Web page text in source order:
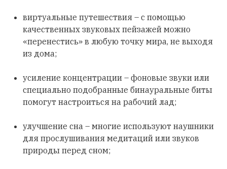
виртуальные путешествия – с помощью
качественных звуковых пейзажей можно
«перенестись» в любую точку мира, не выходя
из дома;
усиление концентрации – фоновые звуки или
специально подобранные бинауральные биты
помогут настроиться на рабочий лад;
улучшение сна – многие используют наушники
для прослушивания медитаций или звуков
природы перед сном;